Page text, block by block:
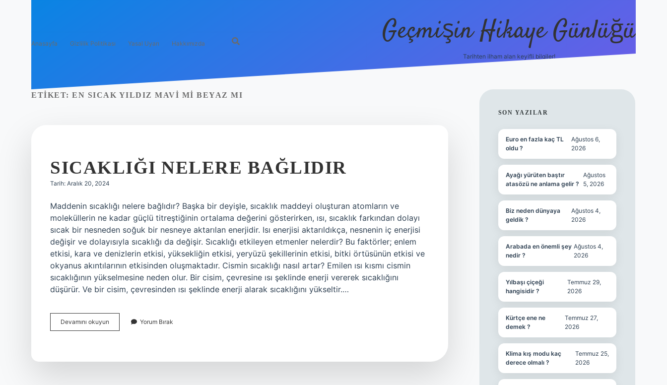
Anasayfa Gizlilik Politikası Yasal Uyarı Hakkımızda Geçmişin Hikaye Günlüğü
Tarihten ilham alan keyifli bilgiler!
ETIKET: EN SICAK YILDIZ MAVI MI BEYAZ MI
SICAKLIĞI NELERE BAĞLIDIR
Tarih: Aralık 20, 2024
Maddenin sıcaklığı nelere bağlıdır? Başka bir deyişle, sıcaklık maddeyi oluşturan atomların ve
moleküllerin ne kadar güçlü titreştiğinin ortalama değerini gösterirken, ısı, sıcaklık farkından dolayı
sıcak bir nesneden soğuk bir nesneye aktarılan enerjidir. Isı enerjisi aktarıldıkça, nesnenin iç enerjisi
değişir ve dolayısıyla sıcaklığı da değişir. Sıcaklığı etkileyen etmenler nelerdir? Bu faktörler; enlem
etkisi, kara ve denizlerin etkisi, yüksekliğin etkisi, yeryüzü şekillerinin etkisi, bitki örtüsünün etkisi ve
okyanus akıntılarının etkisinden oluşmaktadır. Cismin sıcaklığı nasıl artar? Emilen ısı kısmı cismin
sıcaklığının yükselmesine neden olur. Bir cisim, çevresine ısı şeklinde enerji vererek sıcaklığını
düşürür. Ve bir cisim, çevresinden ısı şeklinde enerji alarak sıcaklığını yükseltir.…
Devamını okuyun Sıcaklığı
Nelere
Yorum Bırak
SIDEBAR
SON YAZILAR
Euro en fazla kaç TL
oldu ?
Ağustos 6,
2026
Ayağı yürüten baştır
atasözü ne anlama gelir ?
Ağustos
5, 2026
Biz neden dünyaya
geldik ?
Ağustos 4,
2026
Arabada en önemli şey
nedir ?
Ağustos 4,
2026
Yılbaşı çiçeği
hangisidir ?
Temmuz 29,
2026
Kürtçe ene ne
demek ?
Temmuz 27,
2026
Klima kış modu kaç
derece olmalı ?
Temmuz 25,
2026
betbox giriş